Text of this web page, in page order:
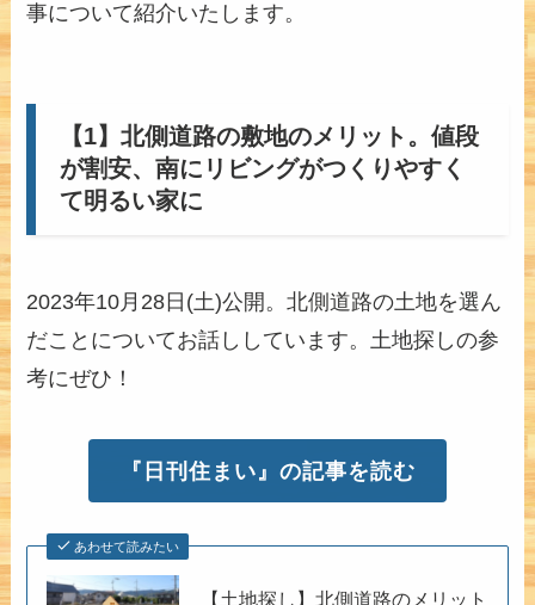
事について紹介いたします。
【1】北側道路の敷地のメリット。値段
が割安、南にリビングがつくりやすく
て明るい家に
2023年10月28日(土)公開。北側道路の土地を選ん
だことについてお話ししています。土地探しの参
考にぜひ！
『日刊住まい』の記事を読む
あわせて読みたい
【土地探し】北側道路のメリット